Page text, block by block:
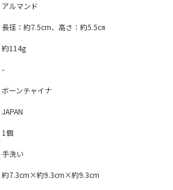
アルマンド
長径：約7.5cm、高さ：約5.5㎝
約114g
-
ボーンチャイナ
JAPAN
1個
手洗い
約7.3cm×約9.3cm×約9.3cm